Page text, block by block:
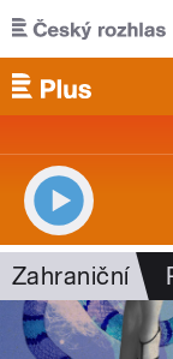
Přejít k hlavnímu
Zahraniční